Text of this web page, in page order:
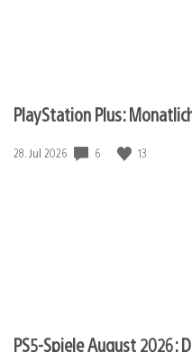
PlayStation Plus:
Veröffentlichungsdatum:
28. Jul 2026 6 13
PS5-Spiele August 2026: